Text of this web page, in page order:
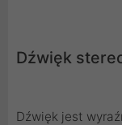
Dźwięk
Dźwięk jest